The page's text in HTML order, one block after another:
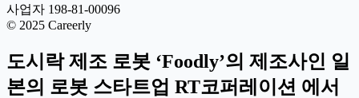
사업자 198-81-00096
© 2025 Careerly
도시락 제조 로봇 ‘Foodly’의 제조사인 일
본의 로봇 스타트업 RT코퍼레이션 에서